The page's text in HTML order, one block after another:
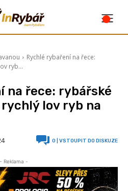
Rychlé rybaření na řece:
ryb...
na řece: rybářské
lov ryb na
0 | VSTOUPIT DO DISKUZE
- Reklama -